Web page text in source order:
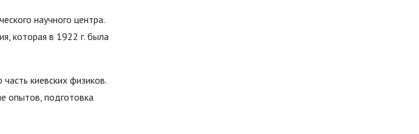
научного центра.
которая в 1922 г. была
киевских физиков.
опытов, подготовка